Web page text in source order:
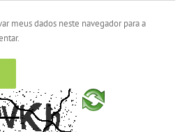
meus dados neste navegador para a